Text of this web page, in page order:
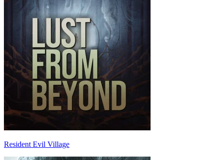
Resident Evil Village